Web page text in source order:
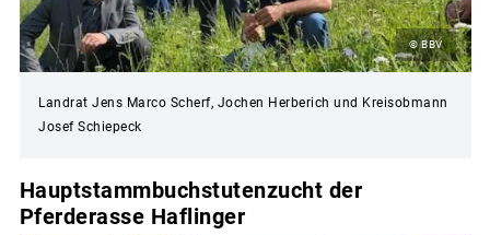
© BBV
Landrat Jens Marco Scherf, Jochen Herberich und Kreisobmann
Josef Schiepeck
Hauptstammbuchstutenzucht der
Pferderasse Haflinger